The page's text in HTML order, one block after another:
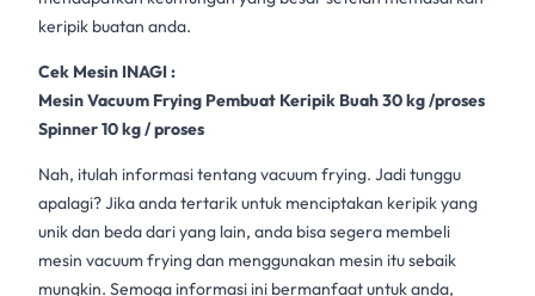
keripik buatan anda.
Cek Mesin INAGI :
Mesin Vacuum Frying Pembuat Keripik Buah 30 kg /proses
Spinner 10 kg / proses
Nah, itulah informasi tentang vacuum frying. Jadi tunggu
apalagi? Jika anda tertarik untuk menciptakan keripik yang
unik dan beda dari yang lain, anda bisa segera membeli
mesin vacuum frying dan menggunakan mesin itu sebaik
mungkin. Semoga informasi ini bermanfaat untuk anda,